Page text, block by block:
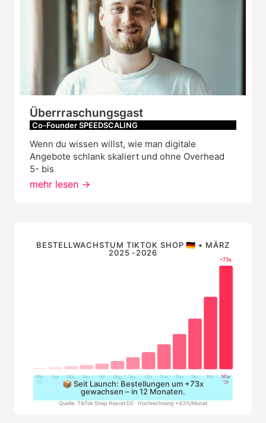
Überrraschungsgast
Co-Founder SPEEDSCALING
Wenn du wissen willst, wie man digitale
Angebote schlank skaliert und ohne Overhead
5- bis
mehr lesen ->
BESTELLWACHSTUM TIKTOK SHOP 🇩🇪 • MÄRZ
2025 -2026
📦 Seit Launch: Bestellungen um +73x
gewachsen – in 12 Monaten.
Quelle: TikTok Shop Report DE · Hochrechnung +43%/Monat​